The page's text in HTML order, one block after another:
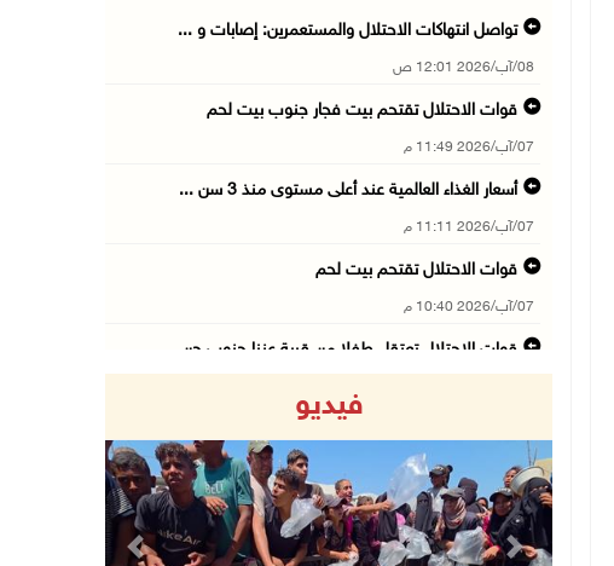
تواصل انتهاكات الاحتلال والمستعمرين: إصابات و ...
08/آب/2026 12:01 ص
قوات الاحتلال تقتحم بيت فجار جنوب بيت لحم
07/آب/2026 11:49 م
أسعار الغذاء العالمية عند أعلى مستوى منذ 3 سن ...
07/آب/2026 11:11 م
قوات الاحتلال تقتحم بيت لحم
07/آب/2026 10:40 م
قوات الاحتلال تعتقل طفلا من قرية عنزا جنوب جن ...
07/آب/2026 10:15 م
الاحتلال يعيق تنقل المواطنين ويقتحم بلدات شرق ...
07/آب/2026 08:52 م
فيديو
Previous Next